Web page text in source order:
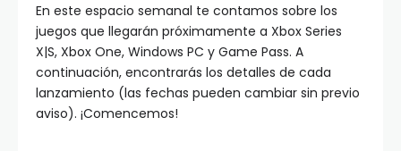
En este espacio semanal te contamos sobre los
juegos que llegarán próximamente a Xbox Series
X|S, Xbox One, Windows PC y Game Pass. A
continuación, encontrarás los detalles de cada
lanzamiento (las fechas pueden cambiar sin previo
aviso). ¡Comencemos!